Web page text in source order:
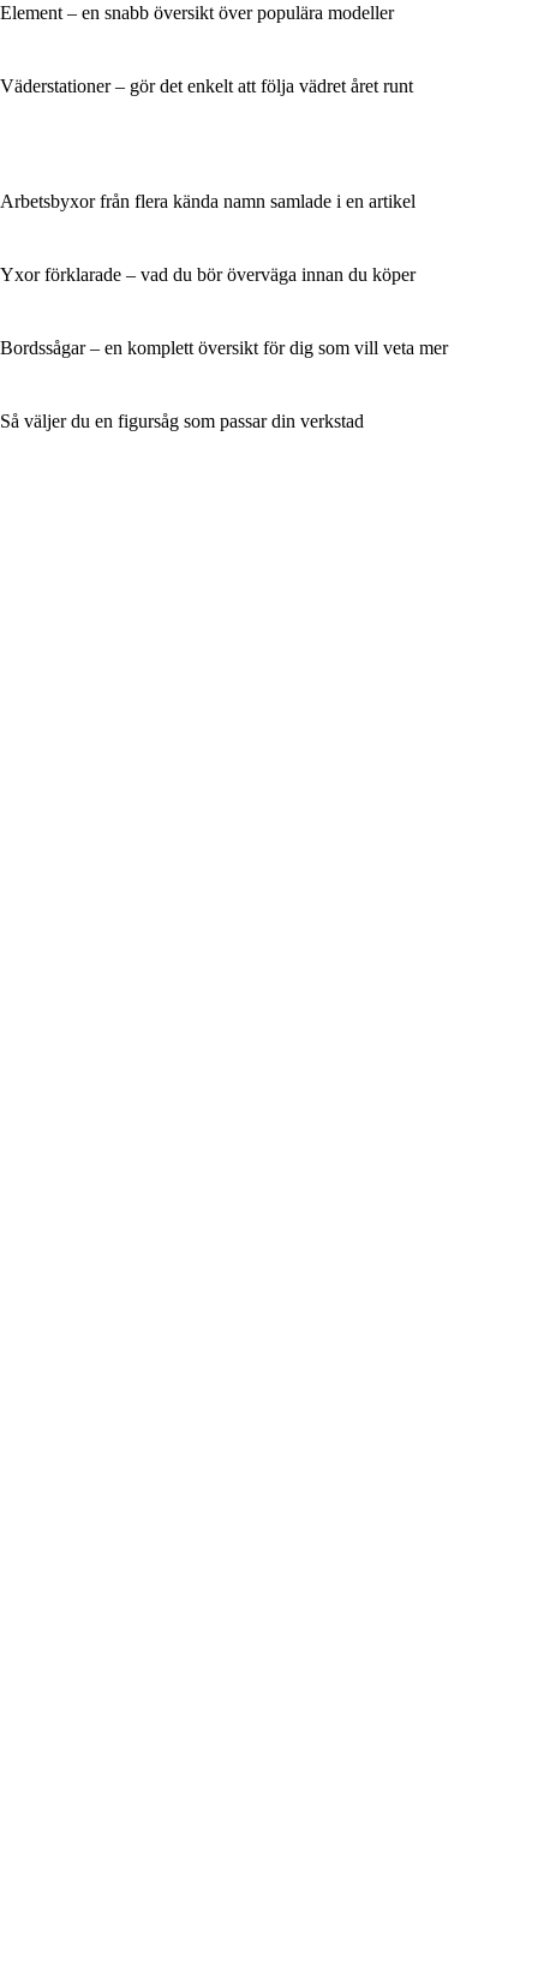
Element – en snabb översikt över populära modeller
Väderstationer – gör det enkelt att följa vädret året runt
Arbetsbyxor från flera kända namn samlade i en artikel
Yxor förklarade – vad du bör överväga innan du köper
Bordssågar – en komplett översikt för dig som vill veta mer
Så väljer du en figursåg som passar din verkstad